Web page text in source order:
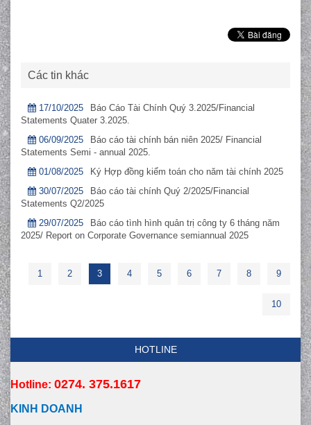
Các tin khác
17/10/2025
Báo Cáo Tài Chính Quý 3.2025/Financial
Statements Quater 3.2025.
06/09/2025
Báo cáo tài chính bán niên 2025/ Financial
Statements Semi - annual 2025.
01/08/2025
Ký Hợp đồng kiểm toán cho năm tài chính 2025
30/07/2025
Báo cáo tài chính Quý 2/2025/Financial
Statements Q2/2025
29/07/2025
Báo cáo tình hình quản trị công ty 6 tháng năm
2025/ Report on Corporate Governance semiannual 2025
1 2 3 4 5 6 7 8 9
10
HOTLINE
Hotline: 0274. 375.1617
KINH DOANH